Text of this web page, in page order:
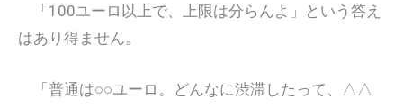
「100ユーロ以上で、上限は分らんよ」という答え
はあり得ません。
「普通は○○ユーロ。どんなに渋滞したって、△△